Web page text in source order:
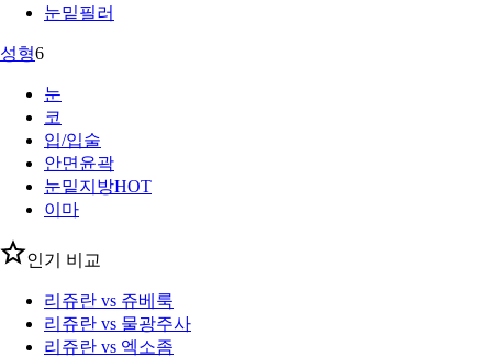
눈밑필러
성형6
눈
코
입/입술
안면윤곽
눈밑지방HOT
이마
인기 비교
리쥬란 vs 쥬베룩
리쥬란 vs 물광주사
리쥬란 vs 엑소좀